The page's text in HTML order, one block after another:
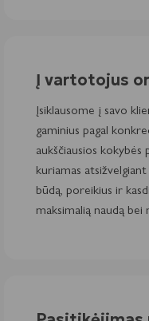
Į vartotojus
Įsiklausome į savo
gaminius pagal
aukščiausios kokybės
kuriamas
būdą, poreikius ir
maksimalią naudą bei